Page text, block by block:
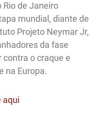
Rio de Janeiro
mundial, diante de
Projeto Neymar Jr,
da fase
o craque e
na Europa.